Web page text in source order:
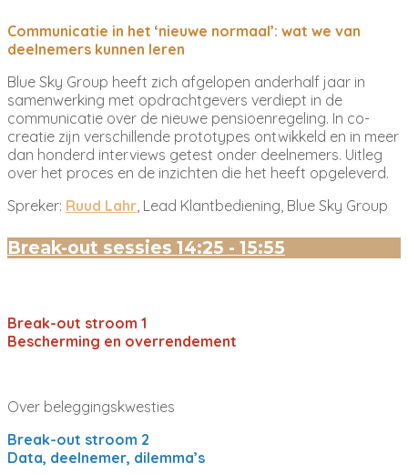
Communicatie in het ‘nieuwe normaal’: wat we van
deelnemers kunnen leren
Blue Sky Group heeft zich afgelopen anderhalf jaar in
samenwerking met opdrachtgevers verdiept in de
communicatie over de nieuwe pensioenregeling. In co-
creatie zijn verschillende prototypes ontwikkeld en in meer
dan honderd interviews getest onder deelnemers. Uitleg
over het proces en de inzichten die het heeft opgeleverd.
Spreker: Ruud Lahr , Lead Klantbediening, Blue Sky Group
Break-out sessies 14:25 - 15:55
Break-out stroom 1
Bescherming en overrendement
Over beleggingskwesties
Break-out stroom 2
Data, deelnemer, dilemma’s